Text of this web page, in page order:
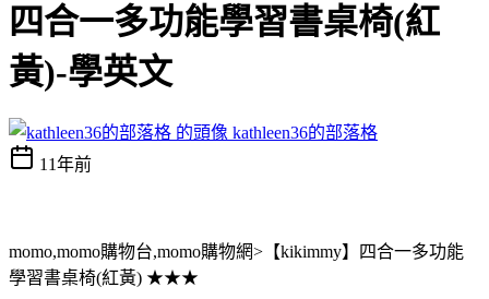
四合一多功能學習書桌椅(紅
黃)-學英文
kathleen36的部落格
11年前
momo,momo購物台,momo購物網>【kikimmy】四合一多功能
學習書桌椅(紅黃) ★★★